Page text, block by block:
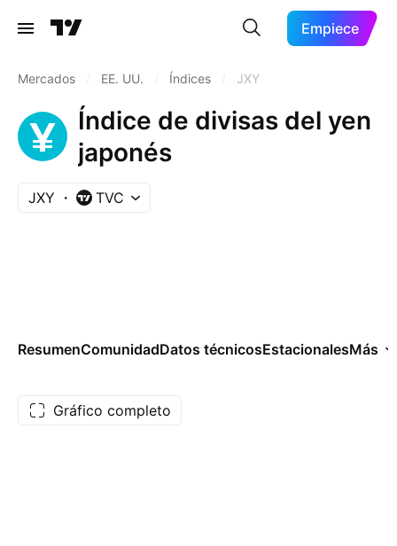
Empiece
Mercados EE. UU. Índices JXY
Índice de divisas del yen
japonés
JXY TVC
ResumenComunidadDatos técnicosEstacionalesMás
Gráfico completo